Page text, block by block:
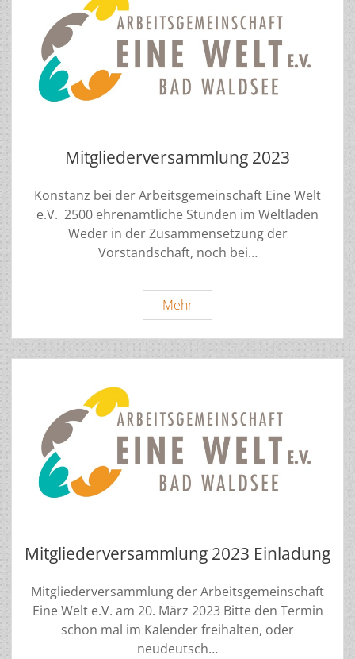
Mitgliederversammlung 2023
Konstanz bei der Arbeitsgemeinschaft Eine Welt
e.V. 2500 ehrenamtliche Stunden im Weltladen
Weder in der Zusammensetzung der
Vorstandschaft, noch bei…
MehrMitgliederversammlung
2023
Mitgliederversammlung 2023 Einladung
Mitgliederversammlung der Arbeitsgemeinschaft
Eine Welt e.V. am 20. März 2023 Bitte den Termin
schon mal im Kalender freihalten, oder
neudeutsch…